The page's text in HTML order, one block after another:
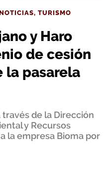
NOTICIAS, TURISMO
y Haro
de cesión
la pasarela
de la Dirección
y Recursos
la empresa Bioma por